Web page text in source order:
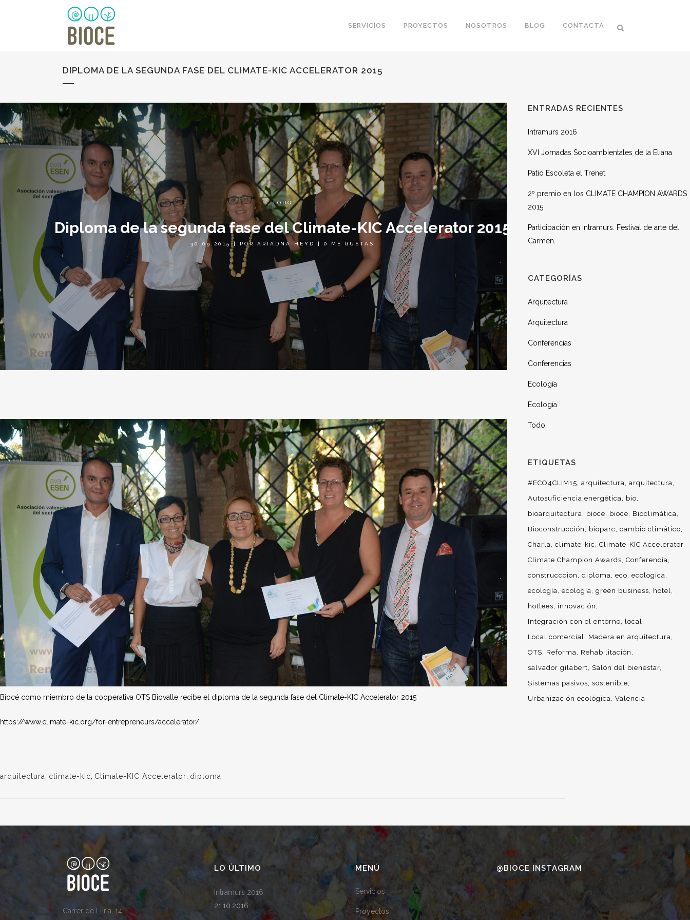
SERVICIOS PROYECTOS NOSOTROS BLOG CONTACTA
DIPLOMA DE LA SEGUNDA FASE DEL CLIMATE-KIC ACCELERATOR 2015
TODO
Diploma de la segunda fase del Climate-KIC Accelerator 2015
30.09.2015| POR ARIADNA HEYD | 0 ME GUSTAS
Biocé como miembro de la cooperativa OTS Biovalle recibe el diploma de la segunda fase del Climate-KIC Accelerator 2015
https://www.climate-kic.org/for-entrepreneurs/accelerator/
arquitectura climate-kic Climate-KIC Accelerator diploma
ENTRADAS RECIENTES
Intramurs 2016
XVI Jornadas Socioambientales de la Eliana
Patio Escoleta el Trenet
2º premio en los CLIMATE CHAMPION AWARDS
2015
Participación en Intramurs. Festival de arte del
Carmen.
CATEGORÍAS
Arquitectura
Arquitectura
Conferencias
Conferencias
Ecología
Ecología
Todo
ETIQUETAS
#ECO4CLIM15 arquitectura arquitectura
Autosuficiencia energética
bio
bioarquitectura
bioce bioce
Bioclimática
Bioconstrucción
bioparc
cambio climático
Charla climate-kic
Climate-KIC Accelerator
Climate Champion Awards Conferencia
construcccion
diploma eco ecologica
ecología ecología green business
hotel
hotlees
innovación
Integración con el entorno
local
Local comercial
Madera en arquitectura
OTS
Reforma
Rehabilitación
salvador gilabert
Salón del bienestar
Sistemas pasivos sostenible
Urbanización ecológica Valencia
Carrer de Llíria, 14,
LO ÚLTIMO
Intramurs 2016
21.10.2016
MENÚ
Servicios
Proyectos
@BIOCE INSTAGRAM